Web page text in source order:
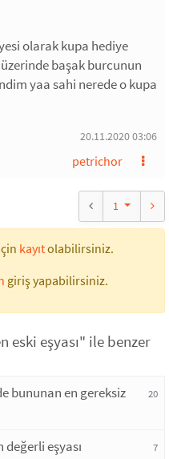
olarak kupa hediye
başak burcunun
yaa sahi nerede o kupa
20.11.2020 03:06
petrichor
1
kayıtolabilirsiniz.
giriş yapabilirsiniz.
eski eşyası" ile benzer
bununan en gereksiz
20
eşyası 7